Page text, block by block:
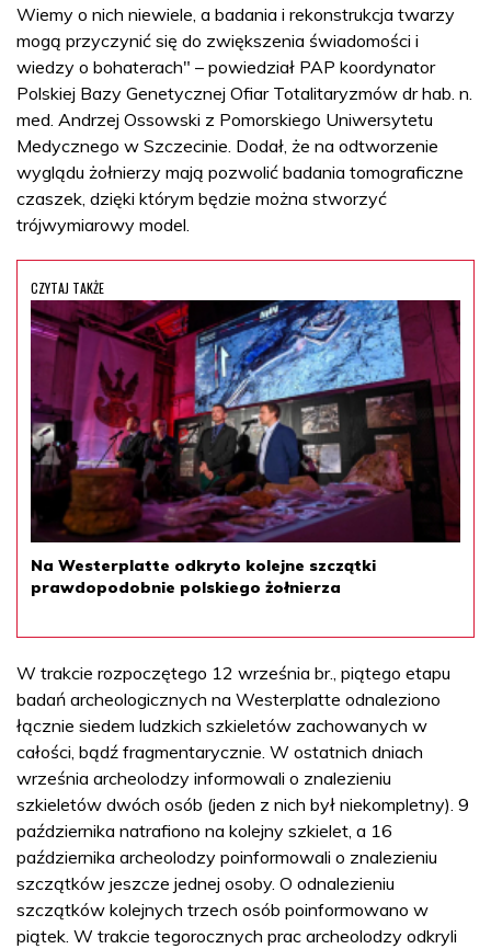
Wiemy o nich niewiele, a badania i rekonstrukcja twarzy
mogą przyczynić się do zwiększenia świadomości i
wiedzy o bohaterach" – powiedział PAP koordynator
Polskiej Bazy Genetycznej Ofiar Totalitaryzmów dr hab. n.
med. Andrzej Ossowski z Pomorskiego Uniwersytetu
Medycznego w Szczecinie. Dodał, że na odtworzenie
wyglądu żołnierzy mają pozwolić badania tomograficzne
czaszek, dzięki którym będzie można stworzyć
trójwymiarowy model.
CZYTAJ TAKŻE
Na Westerplatte odkryto kolejne szczątki
prawdopodobnie polskiego żołnierza
W trakcie rozpoczętego 12 września br., piątego etapu
badań archeologicznych na Westerplatte odnaleziono
łącznie siedem ludzkich szkieletów zachowanych w
całości, bądź fragmentarycznie. W ostatnich dniach
września archeolodzy informowali o znalezieniu
szkieletów dwóch osób (jeden z nich był niekompletny). 9
października natrafiono na kolejny szkielet, a 16
października archeolodzy poinformowali o znalezieniu
szczątków jeszcze jednej osoby. O odnalezieniu
szczątków kolejnych trzech osób poinformowano w
piątek. W trakcie tegorocznych prac archeolodzy odkryli